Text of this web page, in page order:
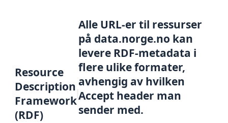
Resource
Description
Framework
(RDF)
Alle URL-er til ressurser
på data.norge.no kan
levere RDF-metadata i
flere ulike formater,
avhengig av hvilken
Accept header man
sender med.